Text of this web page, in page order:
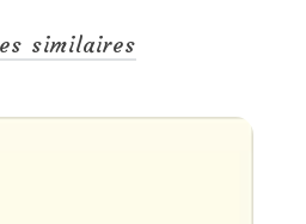
similaires